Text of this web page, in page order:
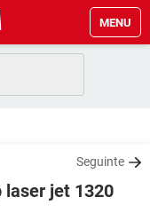
MENU
Seguinte
laser jet 1320